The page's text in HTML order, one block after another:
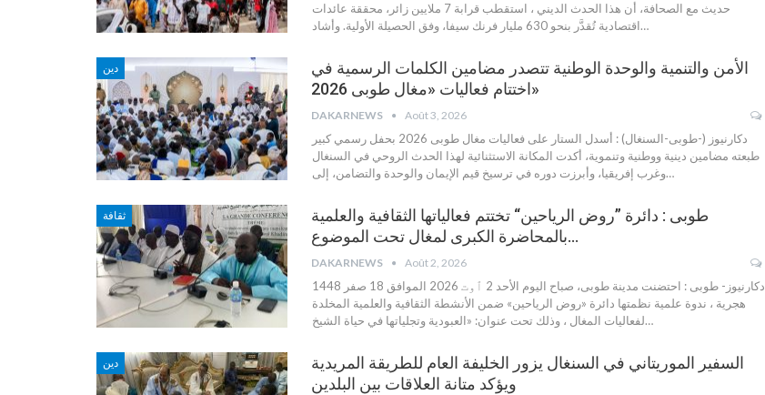
حديث مع الصحافة، أن هذا الحدث الديني ، استقطب قرابة 7 ملايين زائر، محققة عائدات
اقتصادية تُقدَّر بنحو 630 مليار فرنك سيفا، وفق الحصيلة الأولية.
وأشاد …
دين
الأمن والتنمية والوحدة الوطنية تتصدر مضامين الكلمات الرسمية في
اختتام فعاليات «مغال طوبى 2026»
DAKARNEWS Août 3, 2026
دكارنيوز (-طوبى-السنغال) : أسدل الستار على فعاليات مغال طوبى 2026 بحفل رسمي كبير
طبعته مضامين دينية ووطنية وتنموية، أكدت المكانة الاستثنائية لهذا الحدث الروحي في السنغال
وغرب إفريقيا، وأبرزت دوره في ترسيخ قيم الإيمان والوحدة والتضامن، إلى…
ثقافة
طوبى : دائرة ”روض الرياحين“ تختتم فعالياتها الثقافية والعلمية
بالمحاضرة الكبرى لمغال تحت الموضوع…
DAKARNEWS Août 2, 2026
دكارنيوز- طوبى : احتضنت مدينة طوبى، صباح اليوم الأحد 2 ٱوت 2026 الموافق 18 صفر 1448
هجرية ، ندوة علمية نظمتها دائرة «روض الرياحين» ضمن الأنشطة الثقافية والعلمية المخلدة
لفعاليات المغال ، وذلك تحت عنوان: «العبودية وتجلياتها في حياة الشيخ…
دين
السفير الموريتاني في السنغال يزور الخليفة العام للطريقة المريدية
ويؤكد متانة العلاقات بين البلدين